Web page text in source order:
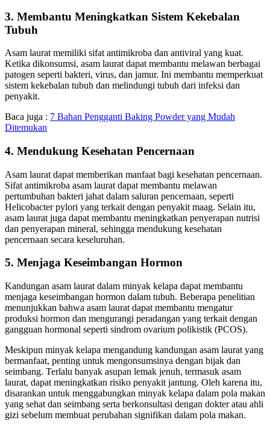
3. Membantu Meningkatkan Sistem Kekebalan
Tubuh
Asam laurat memiliki sifat antimikroba dan antiviral yang kuat.
Ketika dikonsumsi, asam laurat dapat membantu melawan berbagai
patogen seperti bakteri, virus, dan jamur. Ini membantu memperkuat
sistem kekebalan tubuh dan melindungi tubuh dari infeksi dan
penyakit.
Baca juga : 7 Bahan Pengganti Baking Powder yang Mudah
Ditemukan
4. Mendukung Kesehatan Pencernaan
Asam laurat dapat memberikan manfaat bagi kesehatan pencernaan.
Sifat antimikroba asam laurat dapat membantu melawan
pertumbuhan bakteri jahat dalam saluran pencernaan, seperti
Helicobacter pylori yang terkait dengan penyakit maag. Selain itu,
asam laurat juga dapat membantu meningkatkan penyerapan nutrisi
dan penyerapan mineral, sehingga mendukung kesehatan
pencernaan secara keseluruhan.
5. Menjaga Keseimbangan Hormon
Kandungan asam laurat dalam minyak kelapa dapat membantu
menjaga keseimbangan hormon dalam tubuh. Beberapa penelitian
menunjukkan bahwa asam laurat dapat membantu mengatur
produksi hormon dan mengurangi peradangan yang terkait dengan
gangguan hormonal seperti sindrom ovarium polikistik (PCOS).
Meskipun minyak kelapa mengandung kandungan asam laurat yang
bermanfaat, penting untuk mengonsumsinya dengan bijak dan
seimbang. Terlalu banyak asupan lemak jenuh, termasuk asam
laurat, dapat meningkatkan risiko penyakit jantung. Oleh karena itu,
disarankan untuk menggabungkan minyak kelapa dalam pola makan
yang sehat dan seimbang serta berkonsultasi dengan dokter atau ahli
gizi sebelum membuat perubahan signifikan dalam pola makan.